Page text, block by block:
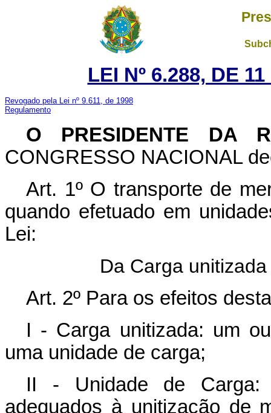
LEI Nº 6.288, DE
Revogado pela Lei nº 9.611, de 1998
Regulamento
O PRESIDENTE DA
CONGRESSO NACIONAL
Art. 1º O transporte de
quando efetuado em
Lei:
Da Carga
Art. 2º Para os efeitos
I - Carga unitizada: um
uma unidade de carga;
II - Unidade de Carga:
adequados à unitização de